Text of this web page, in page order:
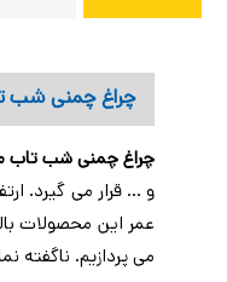
چراغ چمنی شب
چراغ چمنی شب تاب
و ... قرار می گیرد.
عمر این محصولات
می پردازیم. ناگفته نماند شرکت شب تاب کلیه محصولات